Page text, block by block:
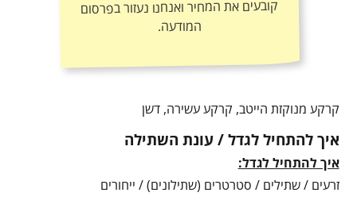
המודעה.
קרקע מנוקזת הייטב, קרקע עשירה, דשן
איך להתחיל לגדל / עונת השתילה
איך להתחיל לגדל:
זרעים / שתילים / סטרטרים (שתילונים) / ייחורים